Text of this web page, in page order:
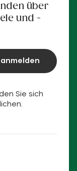
Sie sich
über
und -